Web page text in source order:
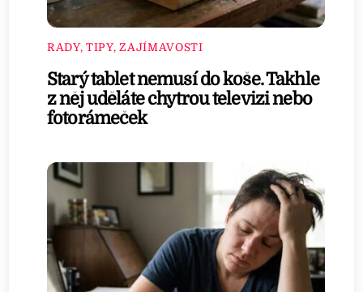
RADY, TIPY, ZAJÍMAVOSTI
Starý tablet nemusí do koše. Takhle
z něj uděláte chytrou televizi nebo
fotorámeček